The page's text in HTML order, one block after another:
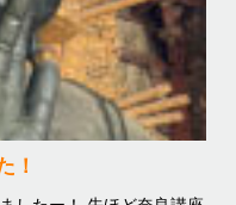
！